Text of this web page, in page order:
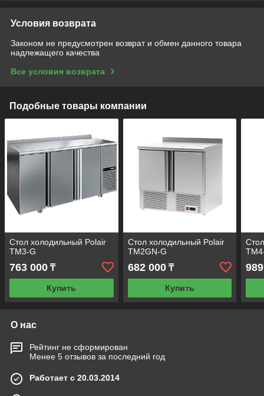
Условия возврата
Законом не предусмотрен возврат и обмен данного товара
надлежащего качества
Все условия возврата
Подобные товары компании
Стол холодильный Polair
TM3-G
763 000 ₸
Купить
Стол холодильный Polair
TM2GN-G
682 000₸
Купить
О нас
Рейтинг не сформирован
Менее 5 отзывов за последний год
Работает с 20.03.2014